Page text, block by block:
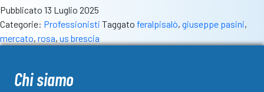
provvisoria
dell’US
Brescia:
Sorensen
e
Pubblicato 13 Luglio 2025
Categorie: Professionisti Taggato feralpisalò, giuseppe pasini,
mercato, rosa, us brescia
Chi siamo